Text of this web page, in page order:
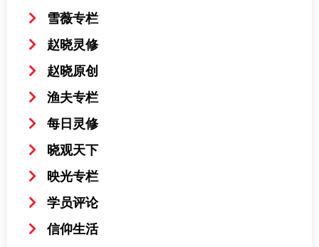
雪薇专栏
赵晓灵修
赵晓原创
渔夫专栏
每日灵修
晓观天下
映光专栏
学员评论
信仰生活